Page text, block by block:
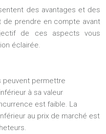
des avantages et des
de prendre en compte avant
de ces aspects vous
éclairée.
peuvent permettre
à sa valeur
est faible. La
au prix de marché est